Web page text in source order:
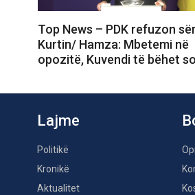
Top News – PDK refuzon
Kurtin/ Hamza: Mbetemi në
opozitë, Kuvendi të bëhet
Lajme
Politikë
Kronikë
Aktualitet